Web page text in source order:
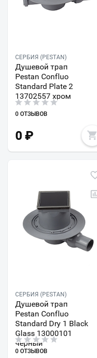
СЕРБИЯ (PESTAN)
Душевой трап
Pestan Confluo
Standard Plate 2
13702557 хром
0 ОТЗЫВОВ
0 ₽
СЕРБИЯ (PESTAN)
Душевой трап
Pestan Confluo
Standard Dry 1 Black
Glass 13000101
черный
0 ОТЗЫВОВ